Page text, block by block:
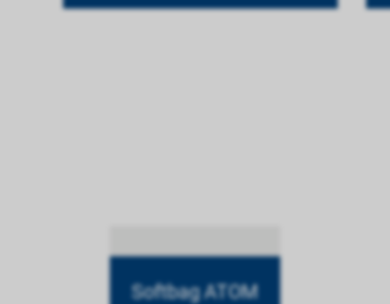
Softbag ATOM